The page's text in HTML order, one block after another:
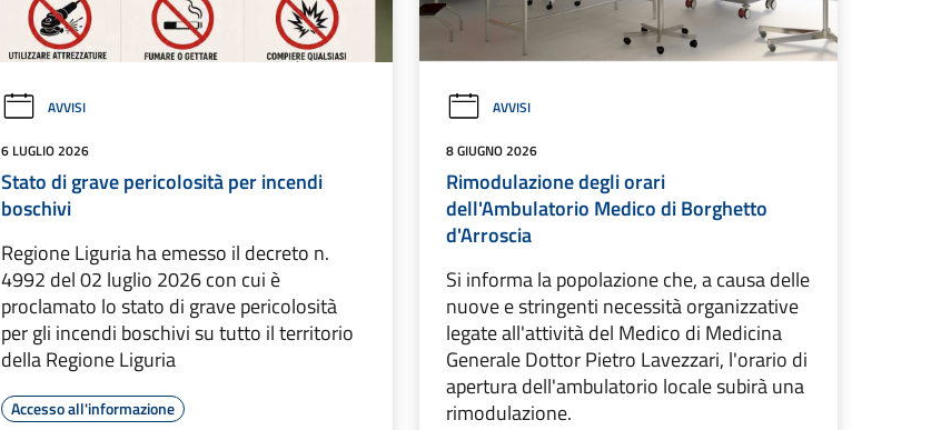
AVVISI
6 LUGLIO 2026
Stato di grave pericolosità per incendi
boschivi
Regione Liguria ha emesso il decreto n.
4992 del 02 luglio 2026 con cui è
proclamato lo stato di grave pericolosità
per gli incendi boschivi su tutto il territorio
della Regione Liguria
Accesso all'informazione
AVVISI
8 GIUGNO 2026
Rimodulazione degli orari
dell'Ambulatorio Medico di Borghetto
d'Arroscia
Si informa la popolazione che, a causa delle
nuove e stringenti necessità organizzative
legate all'attività del Medico di Medicina
Generale Dottor Pietro Lavezzari, l'orario di
apertura dell'ambulatorio locale subirà una
rimodulazione.